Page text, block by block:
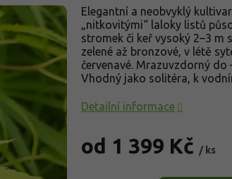
od 1 399 Kč / ks
Elegantní a neobvyklý
„nitkovitými“ laloky listů
stromek či keř vysoký 2–3 m
zelené až bronzové, v létě
červenavé. Mrazuvzdorný
Vhodný jako solitéra, k
Detailní informace